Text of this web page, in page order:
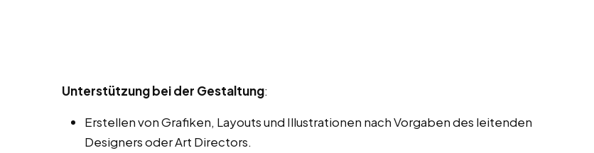
Unterstützung bei der Gestaltung:
Erstellen von Grafiken, Layouts und Illustrationen nach Vorgaben des leitenden
Designers oder Art Directors.